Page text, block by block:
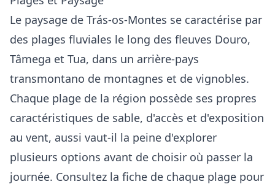
Le paysage de Trás-os-Montes se caractérise par
des plages fluviales le long des fleuves Douro,
Tâmega et Tua, dans un arrière-pays
transmontano de montagnes et de vignobles.
Chaque plage de la région possède ses propres
caractéristiques de sable, d'accès et d'exposition
au vent, aussi vaut-il la peine d'explorer
plusieurs options avant de choisir où passer la
journée. Consultez la fiche de chaque plage pour